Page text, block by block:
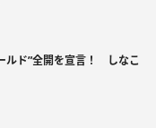
ルド”全開を宣言！ しなこ